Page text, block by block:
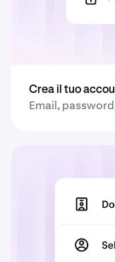
Crea il tuo
Email,